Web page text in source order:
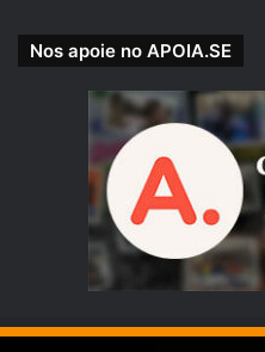
Nos apoie no APOIA.SE